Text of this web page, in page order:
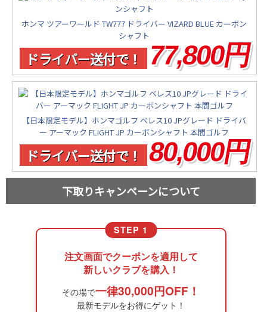
ホンマ ツアーワールド TW777 ドライバー VIZARD BLUE カーボン
シャフト
ドライバー送付で！ 77,800円
【日本限定モデル】ホンマゴルフ ベレス10 JPグレード ドライバ
ー アーマック FLIGHT JP カーボンシャフト 本間ゴルフ
ドライバー送付で！ 80,000円
下取りキャンペーンについて
STEP 1
注文画面でクーポンを適用して
新しいクラブを購入！
その場で一律30,000円OFF！
最新モデルをお得にゲット！